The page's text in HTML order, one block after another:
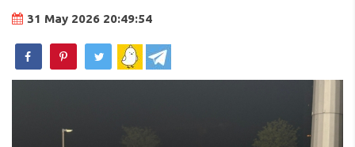
31 May 2026 20:49:54